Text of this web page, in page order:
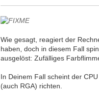
Wie gesagt, reagiert der
haben, doch in diesem Fall
ausgelöst: Zufälliges
In Deinem Fall scheint der
(auch RGA) richten.